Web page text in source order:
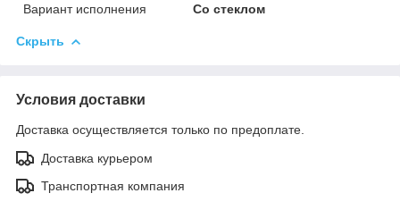
Вариант исполнения
Со стеклом
Скрыть
Условия доставки
Доставка осуществляется только по предоплате.
Доставка курьером
Транспортная компания